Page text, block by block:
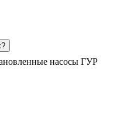
насосы ГУР